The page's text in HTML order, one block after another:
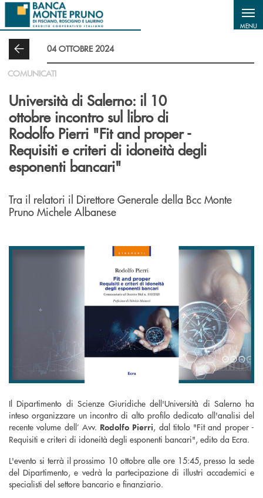
Salta al contenuto principale
MENU
04 OTTOBRE 2024
COMUNICATI
Università di Salerno: il 10
ottobre incontro sul libro di
Rodolfo Pierri "Fit and proper -
Requisiti e criteri di idoneità degli
esponenti bancari"
Tra il relatori il Direttore Generale della Bcc Monte
Pruno Michele Albanese
Il Dipartimento di Scienze Giuridiche dell'Università di Salerno ha
inteso organizzare un incontro di alto profilo dedicato all'analisi del
recente volume dell’ Avv. Rodolfo Pierri, dal titolo "Fit and proper -
Requisiti e criteri di idoneità degli esponenti bancari", edito da Ecra.
L'evento si terrà il prossimo 10 ottobre alle ore 15:45, presso la sede
del Dipartimento, e vedrà la partecipazione di illustri accademici e
specialisti del settore bancario e finanziario.